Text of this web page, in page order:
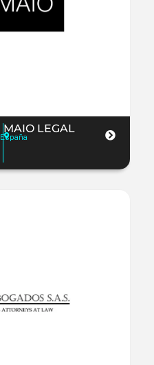
MAIO LEGAL
España